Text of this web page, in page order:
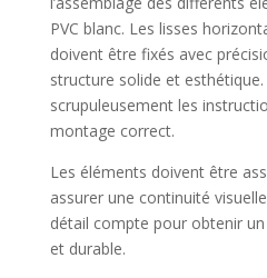
PVC blanc. Les lisses
doivent être fixés avec
structure solide et
scrupuleusement les
montage correct.
Les éléments doivent être
assurer une continuité
détail compte pour obtenir
et durable.